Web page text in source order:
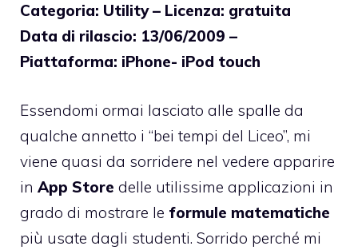
Categoria: Utility – Licenza: gratuita
Data di rilascio: 13/06/2009 –
Piattaforma: iPhone- iPod touch
Essendomi ormai lasciato alle spalle da
qualche annetto i “bei tempi del Liceo”, mi
viene quasi da sorridere nel vedere apparire
in App Store delle utilissime applicazioni in
grado di mostrare le formule matematiche
più usate dagli studenti. Sorrido perché mi